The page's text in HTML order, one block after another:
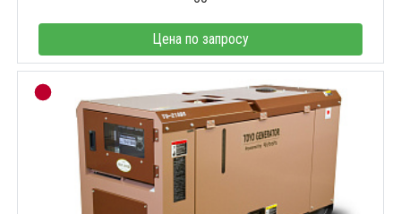
Цена по запросу